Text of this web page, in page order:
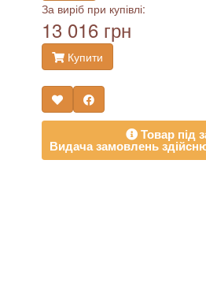
За виріб при купівлі:
13 016 грн
Купити
Товар під
Видача замовлень